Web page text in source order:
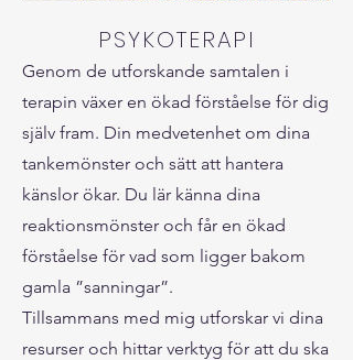
PSYKOTERAPI
Genom de utforskande samtalen i
terapin växer en ökad förståelse för dig
själv fram. Din medvetenhet om dina
tankemönster och sätt att hantera
känslor ökar. Du lär känna dina
reaktionsmönster och får en ökad
förståelse för vad som ligger bakom
gamla ”sanningar”.
Tillsammans med mig utforskar vi dina
resurser och hittar verktyg för att du ska